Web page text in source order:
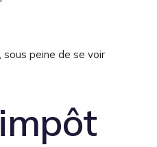
peine de se voir